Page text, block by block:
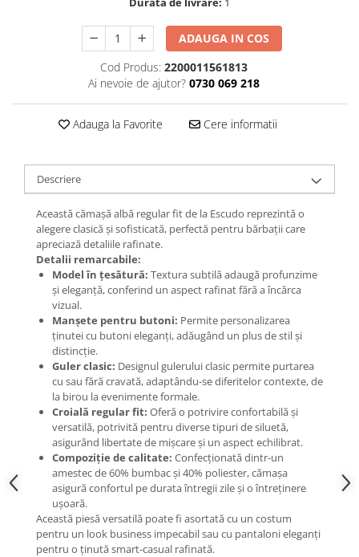
ADAUGA IN COS
Cod Produs: 2200011561813
Ai nevoie de ajutor? 0730 069 218
Adauga la Favorite Cere informatii
Descriere
Această cămașă albă regular fit de la Escudo reprezintă o
alegere clasică și sofisticată, perfectă pentru bărbații care
apreciază detaliile rafinate.
Detalii remarcabile:
Model în țesătură: Textura subtilă adaugă profunzime
și eleganță, conferind un aspect rafinat fără a încărca
vizual.
Manșete pentru butoni: Permite personalizarea
ținutei cu butoni eleganți, adăugând un plus de stil și
distincție.
Guler clasic: Designul gulerului clasic permite purtarea
cu sau fără cravată, adaptându-se diferitelor contexte, de
la birou la evenimente formale.
Croială regular fit: Oferă o potrivire confortabilă și
versatilă, potrivită pentru diverse tipuri de siluetă,
asigurând libertate de mișcare și un aspect echilibrat.
Compoziție de calitate: Confecționată dintr-un
amestec de 60% bumbac și 40% poliester, cămașa
asigură confortul pe durata întregii zile și o întreținere
ușoară.
Această piesă versatilă poate fi asortată cu un costum
pentru un look business impecabil sau cu pantaloni eleganți
pentru o ținută smart-casual rafinată.